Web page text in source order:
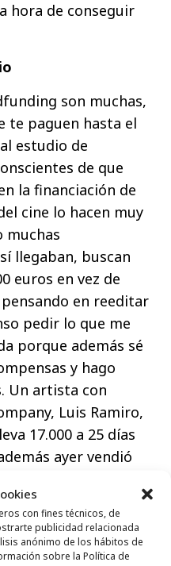
con fines técnicos, de
publicidad relacionada
anónimo de los hábitos de
sobre la Política de
hora de conseguir
son muchas,
te paguen hasta el
estudio de
de que
la financiación de
cine lo hacen muy
muchas
llegaban, buscan
euros en vez de
pensando en reeditar
pedir lo que me
porque además sé
y hago
Un artista con
Luis Ramiro,
17.000 a 25 días
ayer vendió
nunca -afirma un